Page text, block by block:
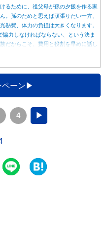
るために、祖父母が孫の夕飯を作る家
。孫のためと思えば頑張りたい一方、
熱費、体力の負担は大きくなります。
協力しなければならない、という決ま
だからこそ、費用と役割を早めに話し
ーン
4 ▶